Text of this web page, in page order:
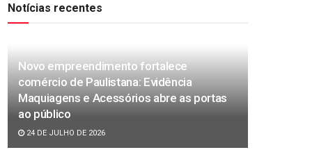
Notícias recentes
Novo empreendimento fortalece
comércio de Paulistana: Evidência
Maquiagens e Acessórios abre as portas
ao público
24 DE JULHO DE 2026